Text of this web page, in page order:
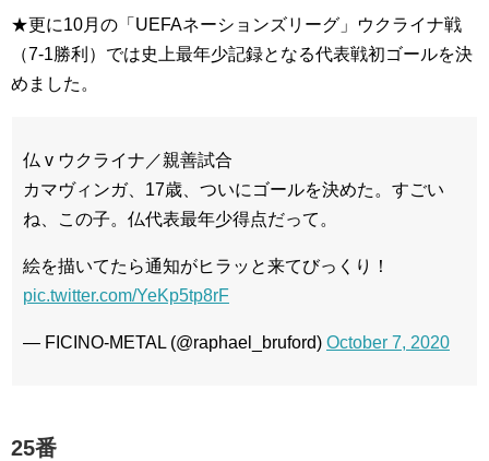
★更に10月の「UEFAネーションズリーグ」ウクライナ戦
（7-1勝利）では史上最年少記録となる代表戦初ゴールを決
めました。
仏 v ウクライナ／親善試合
カマヴィンガ、17歳、ついにゴールを決めた。すごい
ね、この子。仏代表最年少得点だって。
絵を描いてたら通知がヒラッと来てびっくり！
pic.twitter.com/YeKp5tp8rF
— FICINO-METAL (@raphael_bruford) October 7, 2020
25番